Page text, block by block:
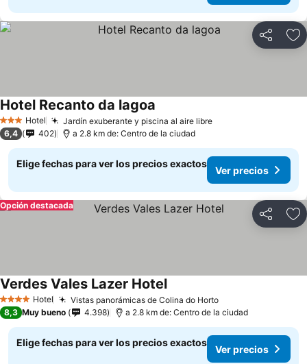
Compartir
3 Estrellas
Hotel Jardín exuberante y piscina al aire libre
Hotel Recanto da lagoa
6,4 402 a 2.8 km de: Centro de la ciudad
Elige fechas para ver los precios exactos
Ver precios
Compartir
Opción destacada
4 EstrellasHotel Vistas panorámicas de Colina do Horto
Verdes Vales Lazer Hotel
8,3 Muy bueno 4.398 a 2.8 km de: Centro de la ciudad
Elige fechas para ver los precios exactos
Ver precios